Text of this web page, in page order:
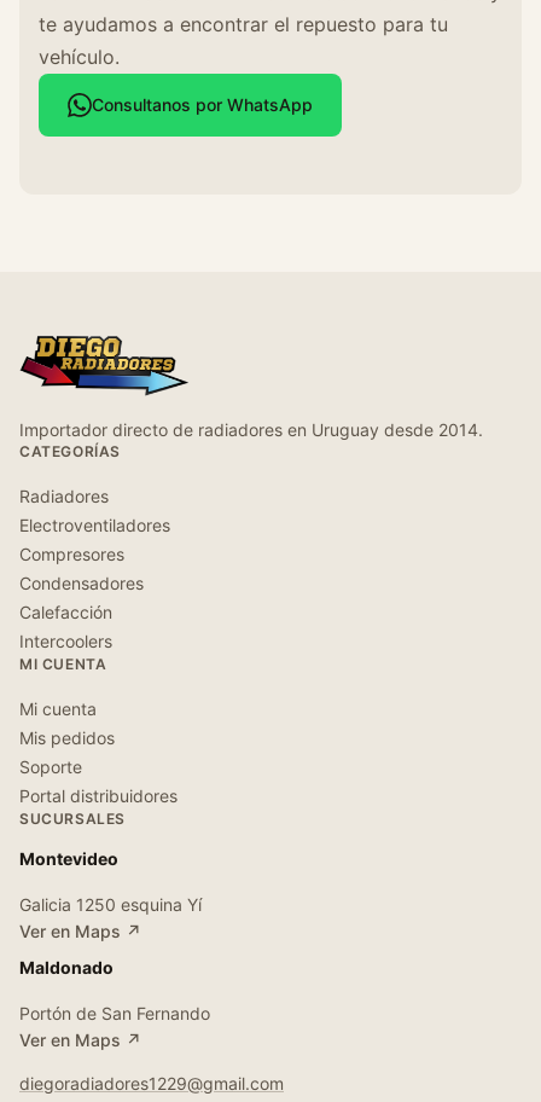
te ayudamos a encontrar el repuesto para tu
vehículo.
Consultanos por WhatsApp
Importador directo de radiadores en Uruguay desde 2014.
CATEGORÍAS
Radiadores
Electroventiladores
Compresores
Condensadores
Calefacción
Intercoolers
MI CUENTA
Mi cuenta
Mis pedidos
Soporte
Portal distribuidores
SUCURSALES
Montevideo
Galicia 1250 esquina Yí
Ver en Maps ↗
Maldonado
Portón de San Fernando
Ver en Maps ↗
diegoradiadores1229@gmail.com